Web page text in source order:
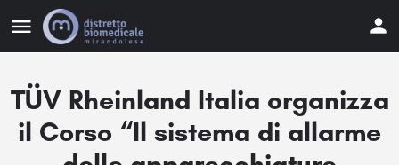
TÜV Rheinland Italia organizza
il Corso “Il sistema di allarme